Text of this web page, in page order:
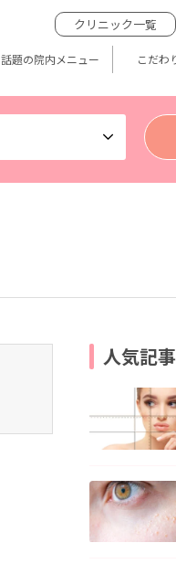
クリニック一覧
話題の院内メニュー こだわ
人気記事